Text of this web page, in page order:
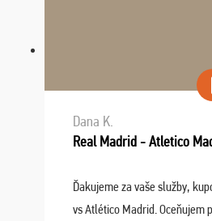
Dana K.
Real Madrid - Atletico
Ďakujeme za vaše služby,
vs Atlético Madrid. Oceňujem